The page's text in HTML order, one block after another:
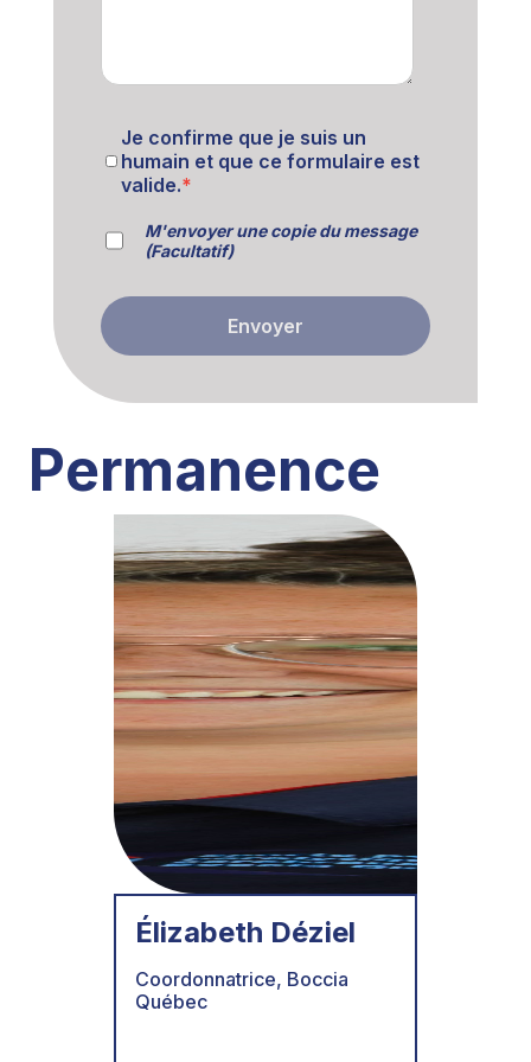
Je confirme que je suis un
humain et que ce formulaire est
valide.*
M'envoyer une copie du message
(Facultatif)
Envoyer
Permanence
Élizabeth Déziel
Coordonnatrice, Boccia
Québec